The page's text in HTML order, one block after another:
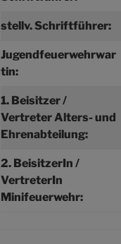
stellv. Schriftführer:
Jugendfeuerwehrwar
tin:
1. Beisitzer /
Vertreter Alters- und
Ehrenabteilung:
2. BeisitzerIn /
VertreterIn
Minifeuerwehr: